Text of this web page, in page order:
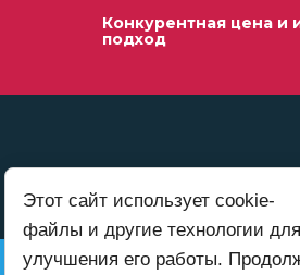
Конкурентная цена и
подход
+7 (999) 416-00-52
Этот сайт использует cookie-
файлы и другие технологии для
улучшения его работы.